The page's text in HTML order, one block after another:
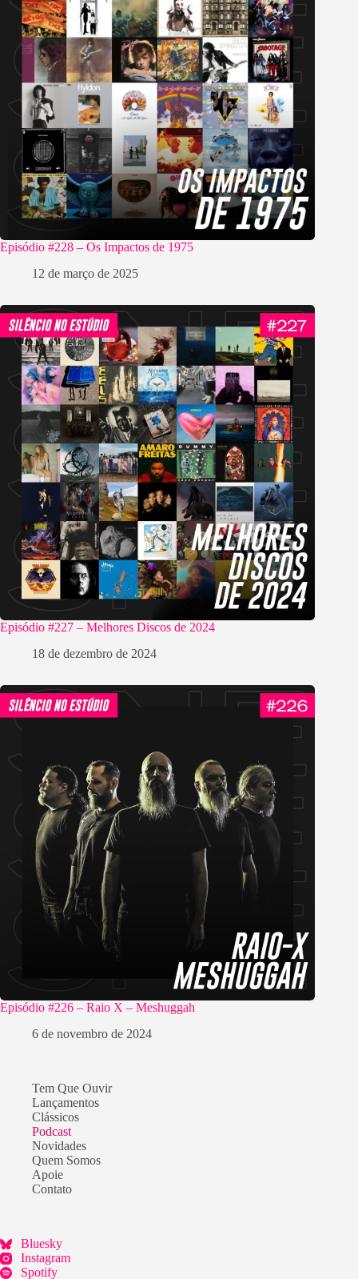
Episódio #228 – Os Impactos de 1975
12 de março de 2025
Episódio #227 – Melhores Discos de 2024
18 de dezembro de 2024
Episódio #226 – Raio X – Meshuggah
6 de novembro de 2024
Tem Que Ouvir
Lançamentos
Clássicos
Podcast
Novidades
Quem Somos
Apoie
Contato
Bluesky
Instagram
Spotify